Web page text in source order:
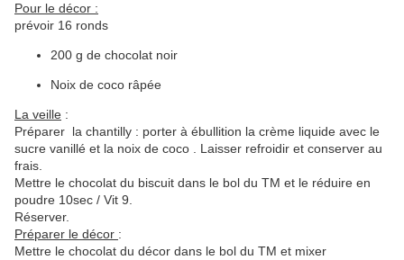
Pour le décor :
prévoir 16 ronds
200 g de chocolat noir
Noix de coco râpée
La veille :
Préparer la chantilly : porter à ébullition la crème liquide avec le
sucre vanillé et la noix de coco . Laisser refroidir et conserver au
frais.
Mettre le chocolat du biscuit dans le bol du TM et le réduire en
poudre 10sec / Vit 9.
Réserver.
Préparer le décor :
Mettre le chocolat du décor dans le bol du TM et mixer